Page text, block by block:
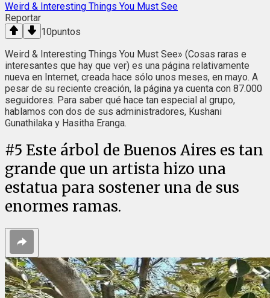
Weird & Interesting Things You Must See
Reportar
10puntos
Weird & Interesting Things You Must See» (Cosas raras e
interesantes que hay que ver) es una página relativamente
nueva en Internet, creada hace sólo unos meses, en mayo. A
pesar de su reciente creación, la página ya cuenta con 87.000
seguidores. Para saber qué hace tan especial al grupo,
hablamos con dos de sus administradores, Kushani
Gunathilaka y Hasitha Eranga.
#5 Este árbol de Buenos Aires es tan
grande que un artista hizo una
estatua para sostener una de sus
enormes ramas.